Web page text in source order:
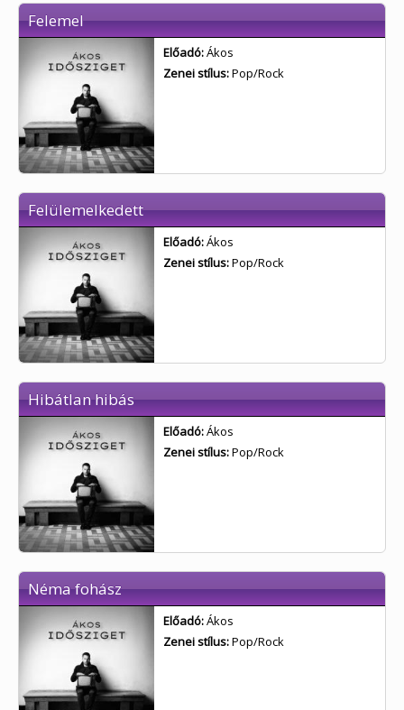
Felemel
Előadó:Ákos
Zenei stílus:Pop/Rock
Felülemelkedett
Előadó:Ákos
Zenei stílus:Pop/Rock
Hibátlan hibás
Előadó:Ákos
Zenei stílus:Pop/Rock
Néma fohász
Előadó:Ákos
Zenei stílus:Pop/Rock